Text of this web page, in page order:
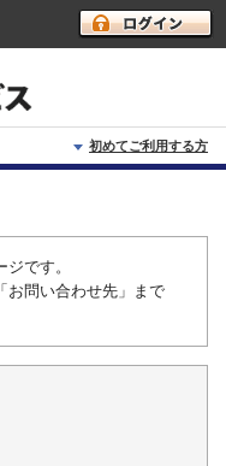
初めてご利用する方
です。
お問い合わせ先」まで